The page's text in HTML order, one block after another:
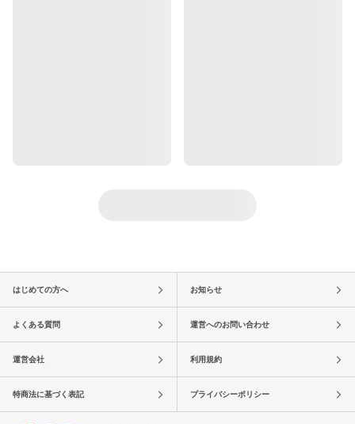
はじめての方へ お知らせ
よくある質問 運営へのお問い合わせ
運営会社 利用規約
特商法に基づく表記 プライバシーポリシー